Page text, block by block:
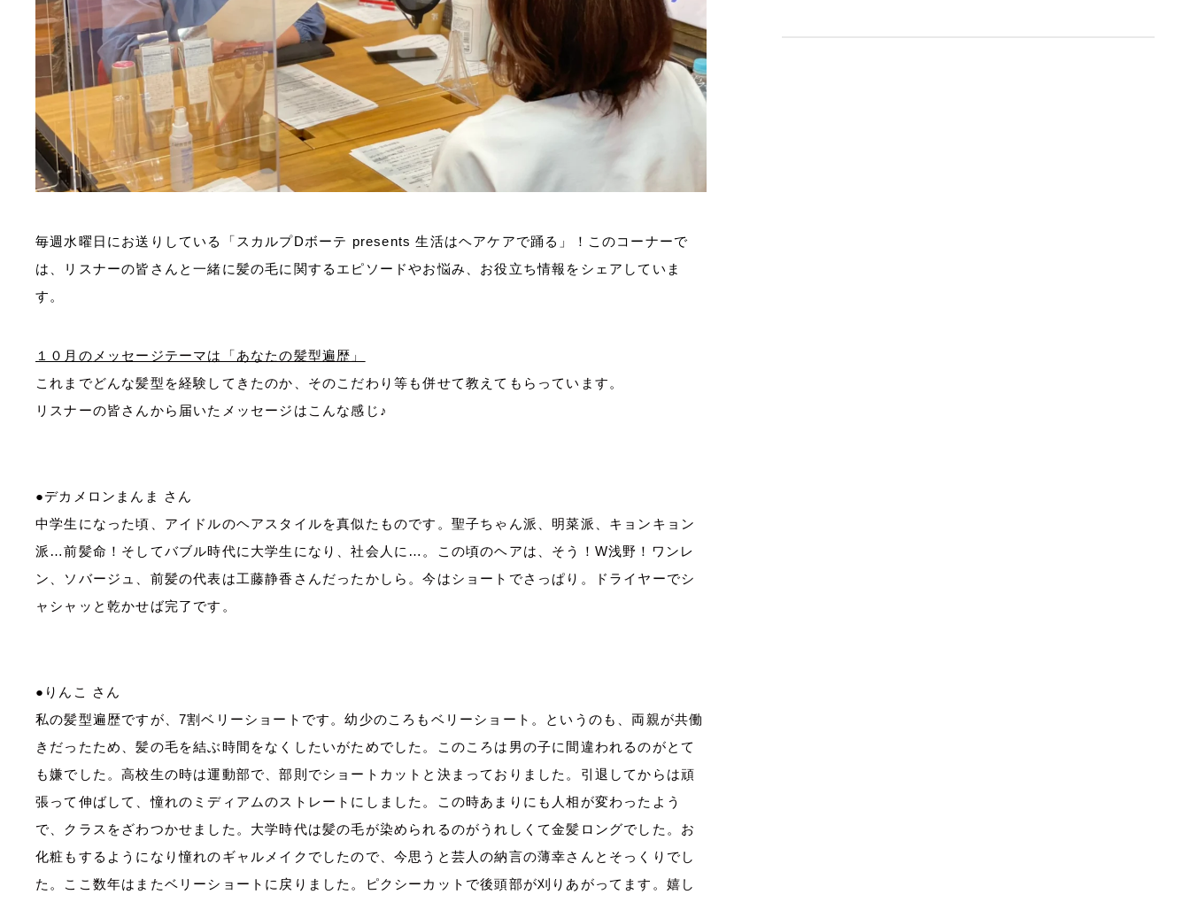
毎週水曜日にお送りしている「スカルプDボーテ presents生活はヘアケアで踊る」！ このコーナーで
は、リスナーの皆さんと一緒に髪の毛に関するエピソードやお悩み、お役立ち情報をシェアしていま
す。
１０月の メッセージテーマは「あなたの髪型遍歴」
これまでどんな髪型を経験してきたのか、そのこだわり等も併せて教えてもらっています。
リスナーの皆さんから届いたメッセージはこんな感じ♪
●デカメロンまんま さん
中学生になった頃、アイドルのヘアスタイルを真似たものです。聖子ちゃん派、明菜派、キョンキョン
派…前髪命！そしてバブル時代に大学生になり、社会人に…。この頃のヘアは、そう！W浅野！ワンレ
ン、ソバージュ、前髪の代表は工藤静香さんだったかしら。今はショートでさっぱり。ドライヤーでシ
ャシャッと乾かせば完了です。
●りんこ さん
私の髪型遍歴ですが、 7割ベリーショートです。幼少のころもベリーショート。というのも、両親が共働
きだったため、髪の毛を結ぶ時間をなくしたいがためでした。このころは男の子に間違われるのがとて
も嫌でした。高校生の時は運動部で、部則でショートカットと決まっておりました。引退してからは頑
張って伸ばして、憧れのミディアムのストレートにしました。この時あまりにも人相が変わったよう
で、クラスをざわつかせました。大学時代は髪の毛が染められるのがうれしくて金髪ロングでした。お
化粧もするようになり憧れのギャルメイクでしたので、今思うと芸人の納言の薄幸さんとそっくりでし
た。ここ数年はまたベリーショートに戻りました。ピクシーカットで後頭部が刈りあがってます。嬉し